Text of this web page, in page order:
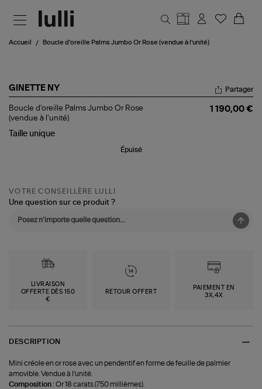
Accueil Boucle d'oreille Palms Jumbo Or Rose (vendue à l'unité)
GINETTE NY
Boucle
d'oreille
Jumbo
Partager
Boucle d'oreille Palms Jumbo Or Rose
(vendue à l'unité)
1 190,00 €
Taille unique
Épuisé
VOTRE CONSEILLÈRE LULLI
Une question sur ce produit ?
LIVRAISON
OFFERTE DÈS 150
€
RETOUR OFFERT
PAIEMENT EN
3X,4X
DESCRIPTION
Mini créole en or rose avec un pendentif en forme de feuille de palmier
amovible. Vendue à l'unité.
Composition :Or 18 carats (750 millièmes).